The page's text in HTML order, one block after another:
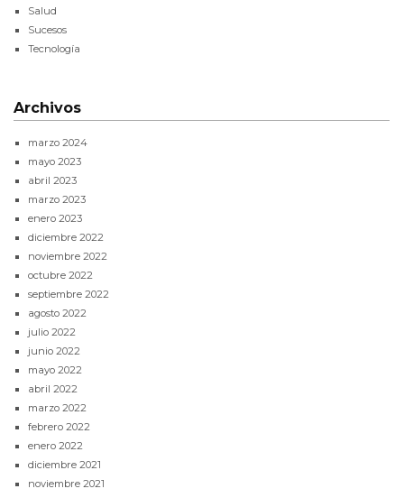
Salud
Sucesos
Tecnología
Archivos
marzo 2024
mayo 2023
abril 2023
marzo 2023
enero 2023
diciembre 2022
noviembre 2022
octubre 2022
septiembre 2022
agosto 2022
julio 2022
junio 2022
mayo 2022
abril 2022
marzo 2022
febrero 2022
enero 2022
diciembre 2021
noviembre 2021